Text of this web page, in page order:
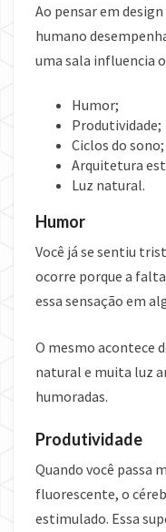
Ao pensar em
humano
uma sala influencia
Humor;
Produtividade;
Ciclos do sono;
Arquitetura
Luz natural.
Humor
Você já se sentiu
ocorre porque a
essa sensação em
O mesmo acontece
natural e muita luz
humoradas.
Produtividade
Quando você passa
fluorescente, o
estimulado. Essa